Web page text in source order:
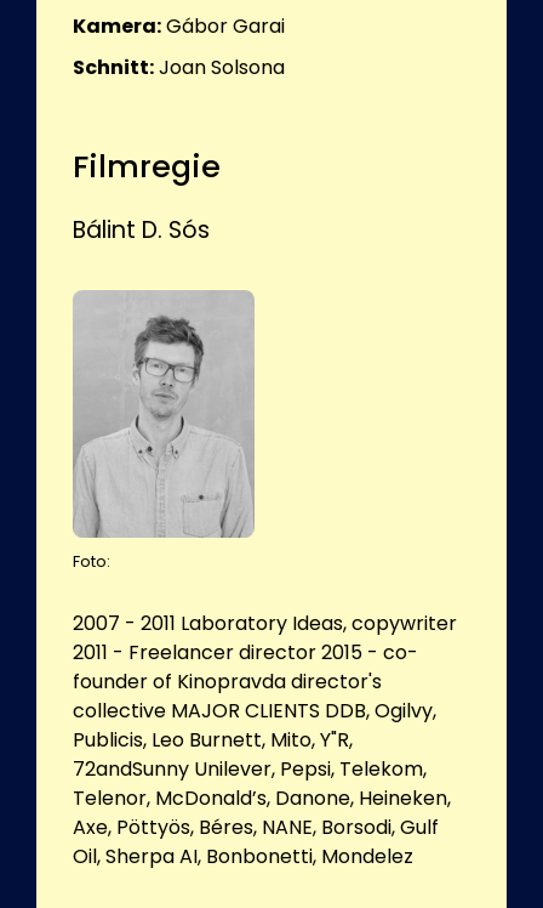
Kamera:Gábor Garai
Schnitt:Joan Solsona
Filmregie
Bálint D. Sós
Foto:
2007 - 2011 Laboratory Ideas, copywriter
2011 - Freelancer director 2015 - co-
founder of Kinopravda director's
collective MAJOR CLIENTS DDB, Ogilvy,
Publicis, Leo Burnett, Mito, Y"R,
72andSunny Unilever, Pepsi, Telekom,
Telenor, McDonald’s, Danone, Heineken,
Axe, Pöttyös, Béres, NANE, Borsodi, Gulf
Oil, Sherpa AI, Bonbonetti, Mondelez